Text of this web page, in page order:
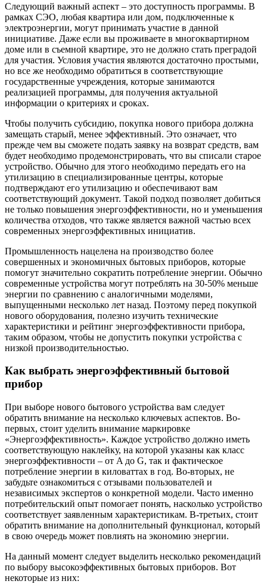
Следующий важный аспект – это доступность программы. В
рамках СЭО, любая квартира или дом, подключенные к
электроэнергии, могут принимать участие в данной
инициативе. Даже если вы проживаете в многоквартирном
доме или в съемной квартире, это не должно стать преградой
для участия. Условия участия являются достаточно простыми,
но все же необходимо обратиться в соответствующие
государственные учреждения, которые занимаются
реализацией программы, для получения актуальной
информации о критериях и сроках.
Чтобы получить субсидию, покупка нового прибора должна
замещать старый, менее эффективный. Это означает, что
прежде чем вы сможете подать заявку на возврат средств, вам
будет необходимо продемонстрировать, что вы списали старое
устройство. Обычно для этого необходимо передать его на
утилизацию в специализированные центры, которые
подтверждают его утилизацию и обеспечивают вам
соответствующий документ. Такой подход позволяет добиться
не только повышения энергоэффективности, но и уменьшения
количества отходов, что также является важной частью всех
современных энергоэффективных инициатив.
Промышленность нацелена на производство более
совершенных и экономичных бытовых приборов, которые
помогут значительно сократить потребление энергии. Обычно
современные устройства могут потреблять на 30-50% меньше
энергии по сравнению с аналогичными моделями,
выпущенными несколько лет назад. Поэтому перед покупкой
нового оборудования, полезно изучить технические
характеристики и рейтинг энергоэффективности прибора,
таким образом, чтобы не допустить покупки устройства с
низкой производительностью.
Как выбрать энергоэффективный бытовой
прибор
При выборе нового бытового устройства вам следует
обратить внимание на несколько ключевых аспектов. Во-
первых, стоит уделить внимание маркировке
«Энергоэффективность». Каждое устройство должно иметь
соответствующую наклейку, на которой указаны как класс
энергоэффективности – от A до G, так и фактическое
потребление энергии в киловаттах в год. Во-вторых, не
забудьте ознакомиться с отзывами пользователей и
независимых экспертов о конкретной модели. Часто именно
потребительский опыт помогает понять, насколько устройство
соответствует заявленным характеристикам. В-третьих, стоит
обратить внимание на дополнительный функционал, который
в свою очередь может повлиять на экономию энергии.
На данный момент следует выделить несколько рекомендаций
по выбору высокоэффективных бытовых приборов. Вот
некоторые из них: